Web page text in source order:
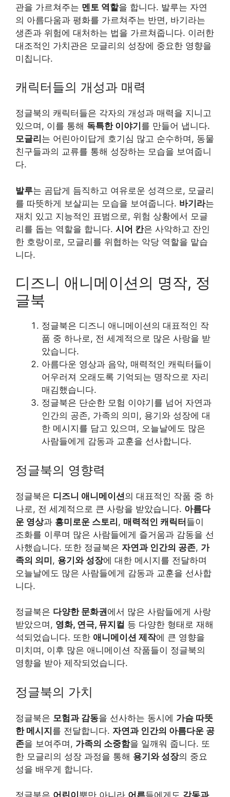
관을 가르쳐주는 멘토 역할을 합니다. 발루는 자연
의 아름다움과 평화를 가르쳐주는 반면, 바기라는
생존과 위험에 대처하는 법을 가르쳐줍니다. 이러한
대조적인 가치관은 모글리의 성장에 중요한 영향을
미칩니다.
캐릭터들의 개성과 매력
정글북의 캐릭터들은 각자의 개성과 매력을 지니고
있으며, 이를 통해 독특한 이야기 를 만들어 냅니다.
모글리 는 어린아이답게 호기심 많고 순수하며, 동물
친구들과의 교류를 통해 성장하는 모습을 보여줍니
다.
발루는 곰답게 듬직하고 여유로운 성격으로, 모글리
를 따뜻하게 보살피는 모습을 보여줍니다. 바기라는
재치 있고 지능적인 표범으로, 위험 상황에서 모글
리를 돕는 역할을 합니다. 시어 칸은 사악하고 잔인
한 호랑이로, 모글리를 위협하는 악당 역할을 맡습
니다.
디즈니 애니메이션의 명작, 정
글북
정글북은 디즈니 애니메이션의 대표적인 작
품 중 하나로, 전 세계적으로 많은 사랑을 받
았습니다.
아름다운 영상과 음악, 매력적인 캐릭터들이
어우러져 오래도록 기억되는 명작으로 자리
매김했습니다.
정글북은 단순한 모험 이야기를 넘어 자연과
인간의 공존, 가족의 의미, 용기와 성장에 대
한 메시지를 담고 있으며, 오늘날에도 많은
사람들에게 감동과 교훈을 선사합니다.
정글북의 영향력
정글북은 디즈니 애니메이션의 대표적인 작품 중 하
나로, 전 세계적으로 큰 사랑을 받았습니다. 아름다
운 영상과 흥미로운 스토리, 매력적인 캐릭터들이
조화를 이루며 많은 사람들에게 즐거움과 감동을 선
사했습니다. 또한 정글북은 자연과 인간의 공존, 가
족의 의미, 용기와 성장에 대한 메시지를 전달하며
오늘날에도 많은 사람들에게 감동과 교훈을 선사합
니다.
정글북은 다양한 문화권에서 많은 사람들에게 사랑
받았으며, 영화, 연극, 뮤지컬 등 다양한 형태로 재해
석되었습니다. 또한 애니메이션 제작에 큰 영향을
미치며, 이후 많은 애니메이션 작품들이 정글북의
영향을 받아 제작되었습니다.
정글북의 가치
정글북은 모험과 감동을 선사하는 동시에 가슴 따뜻
한 메시지를 전달합니다. 자연과 인간의 아름다운 공
존을 보여주며, 가족의 소중함을 일깨워 줍니다. 또
한 모글리의 성장 과정을 통해 용기와 성장의 중요
성을 배우게 합니다.